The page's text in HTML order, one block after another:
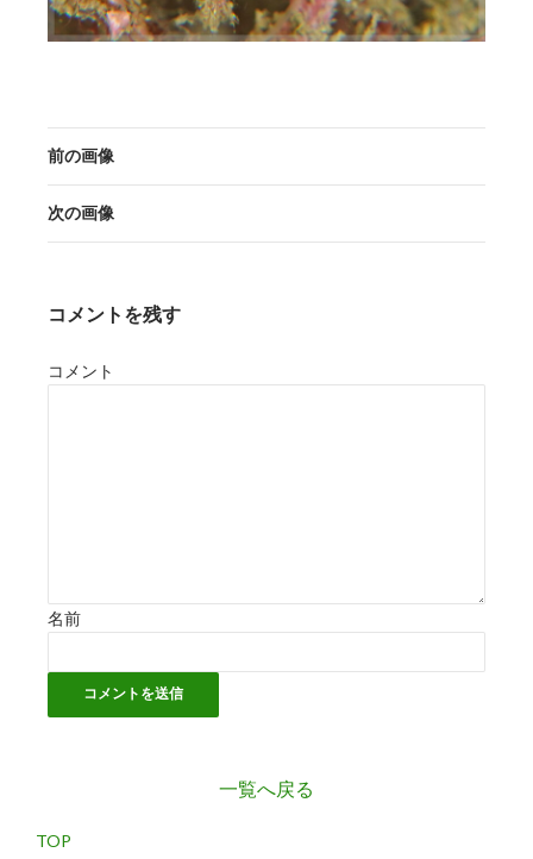
前の画像
次の画像
コメントを残す
コメント
名前
一覧へ戻る
TOP